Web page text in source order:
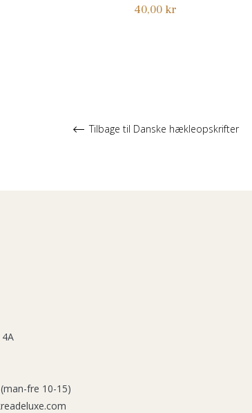
Normalpris
40,00 kr
Tilbage til Danske hækleopskrifter
fre 10-15)